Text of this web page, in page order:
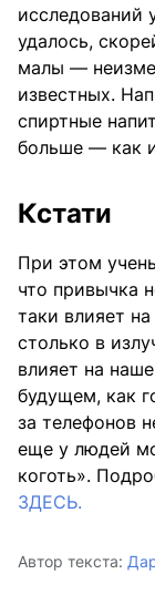
исследований
удалось,
малы —
известных.
спиртные
больше — как и
Кстати
При этом
что привычка
таки влияет
столько в
влияет на
будущем, как
за телефонов
еще у людей
коготь».
ЗДЕСЬ.
Автор текста: